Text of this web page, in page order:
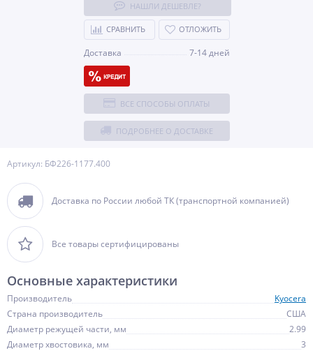
Артикул: БФ226-1177.400
Доставка по России любой ТК (транспортной компанией)
Все товары сертифицированы
НАШЛИ ДЕШЕВЛЕ?
СРАВНИТЬ ОТЛОЖИТЬ
Доставка 7-14 дней
ВСЕ СПОСОБЫ ОПЛАТЫ
ПОДРОБНЕЕ О ДОСТАВКЕ
Основные характеристики
Производитель
Kyocera
Страна производитель
США
Диаметр режущей части, мм
2.99
Диаметр хвостовика, мм
3